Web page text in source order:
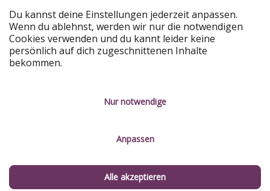
HolidayPirates Group
Lerne uns kennen
Über uns
Nachhaltigkeit
Rechtliches
Kontakt
Service-Kontrolle
Du kannst deine Einstellungen jederzeit anpassen.
Wenn du ablehnst, werden wir nur die notwendigen
Cookies verwenden und du kannt leider keine
persönlich auf dich zugeschnittenen Inhalte
bekommen.
Nur notwendige
Anpassen
Alle akzeptieren